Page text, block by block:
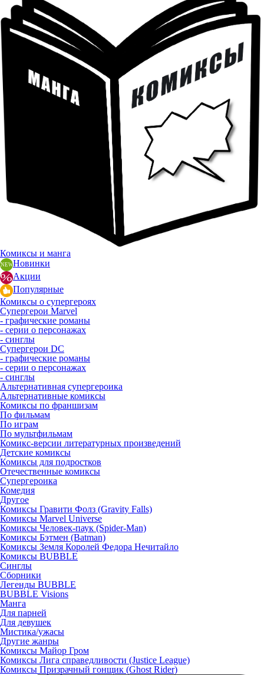
Комиксы и манга
Новинки
Акции
Популярные
Комиксы о супергероях
Супергерои Marvel
- графические романы
- серии о персонажах
- синглы
Супергерои DC
- графические романы
- серии о персонажах
- синглы
Альтернативная супергероика
Альтернативные комиксы
Комиксы по франшизам
По фильмам
По играм
По мультфильмам
Комикс-версии литературных произведений
Детские комиксы
Комиксы для подростков
Отечественные комиксы
Супергероика
Комедия
Другое
Комиксы Гравити Фолз (Gravity Falls)
Комиксы Marvel Universe
Комиксы Человек-паук (Spider-Man)
Комиксы Бэтмен (Batman)
Комиксы Земля Королей Федора Нечитайло
Комиксы BUBBLE
Синглы
Сборники
Легенды BUBBLE
BUBBLE Visions
Манга
Для парней
Для девушек
Мистика/ужасы
Другие жанры
Комиксы Майор Гром
Комиксы Лига справедливости (Justice League)
Комиксы Призрачный гонщик (Ghost Rider)